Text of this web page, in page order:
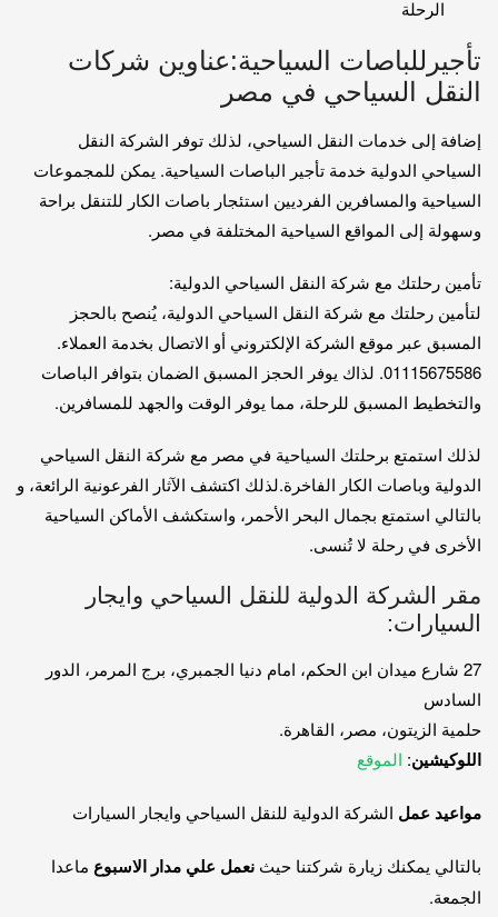
الرحلة
تأجيرللباصات السياحية:عناوين شركات
النقل السياحي في مصر
إضافة إلى خدمات النقل السياحي، لذلك توفر الشركة النقل
السياحي الدولية خدمة تأجير الباصات السياحية. يمكن للمجموعات
السياحية والمسافرين الفرديين استئجار باصات الكار للتنقل براحة
وسهولة إلى المواقع السياحية المختلفة في مصر.
تأمين رحلتك مع شركة النقل السياحي الدولية:
لتأمين رحلتك مع شركة النقل السياحي الدولية، يُنصح بالحجز
المسبق عبر موقع الشركة الإلكتروني أو الاتصال بخدمة العملاء.
01115675586. لذاك يوفر الحجز المسبق الضمان بتوافر الباصات
والتخطيط المسبق للرحلة، مما يوفر الوقت والجهد للمسافرين.
لذلك استمتع برحلتك السياحية في مصر مع شركة النقل السياحي
الدولية وباصات الكار الفاخرة.لذلك اكتشف الآثار الفرعونية الرائعة، و
بالتالي استمتع بجمال البحر الأحمر، واستكشف الأماكن السياحية
الأخرى في رحلة لا تُنسى.
مقر الشركة الدولية للنقل السياحي وايجار
السيارات:
27 شارع ميدان ابن الحكم، امام دنيا الجمبري، برج المرمر، الدور
السادس
حلمية الزيتون، مصر، القاهرة.
اللوكيشين: الموقع
مواعيد عمل الشركة الدولية للنقل السياحي وايجار السيارات
بالتالي يمكنك زيارة شركتنا حيث نعمل علي مدار الاسبوع ماعدا
الجمعة.